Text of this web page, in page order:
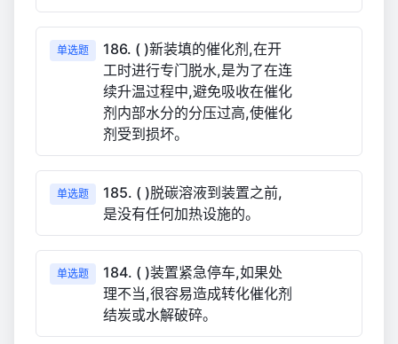
单选题
186. ( )新装填的催化剂,在开
工时进行专门脱水,是为了在连
续升温过程中,避免吸收在催化
剂内部水分的分压过高,使催化
剂受到损坏。
单选题
185. ( )脱碳溶液到装置之前,
是没有任何加热设施的。
单选题
184. ( )装置紧急停车,如果处
理不当,很容易造成转化催化剂
结炭或水解破碎。